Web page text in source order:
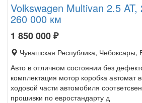
Volkswagen Multivan 2.5 AT,
260 000 км
1 850 000₽
Чувашская Республика, Чебоксары,
Авто в отличном состоянии без
комплектация мотор коробка автомат
ходовой части автомобиля
прошивки по евростандарту д